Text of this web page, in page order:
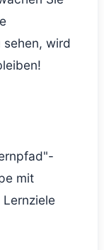
sehen, wird
mit